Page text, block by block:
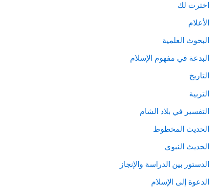
اخترت لك
الأعلام
البحوث العلمية
البدعة في مفهوم الإسلام
التاريخ
التربية
التفسير في بلاد الشام
الحديث المخطوط
الحديث النبوي
الدستور بين الدراسة والإنجاز
الدعوة إلى الإسلام